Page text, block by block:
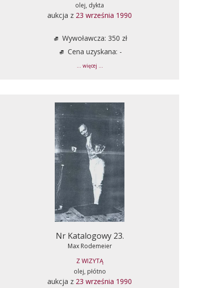
olej, dykta
aukcja z 23 września 1990
Wywoławcza: 350 zł
Cena uzyskana: -
... więcej ...
Nr Katalogowy 23.
Max Rodemeier
Z WIZYTĄ
olej, płótno
aukcja z 23 września 1990